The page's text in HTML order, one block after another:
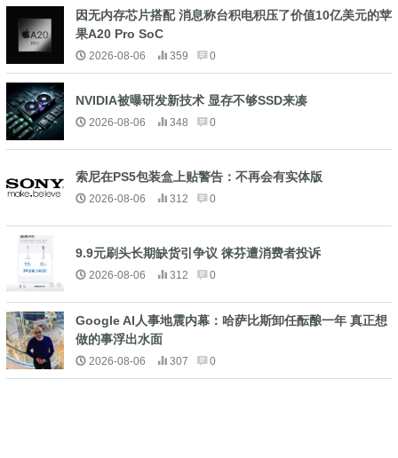
因无内存芯片搭配 消息称台积电积压了价值10亿美元的苹
果A20 Pro SoC
2026-08-06 359 0
NVIDIA被曝研发新技术 显存不够SSD来凑
2026-08-06 348 0
索尼在PS5包装盒上贴警告：不再会有实体版
2026-08-06 312 0
9.9元刷头长期缺货引争议 徕芬遭消费者投诉
2026-08-06 312 0
Google AI人事地震内幕：哈萨比斯卸任酝酿一年 真正想
做的事浮出水面
2026-08-06 307 0